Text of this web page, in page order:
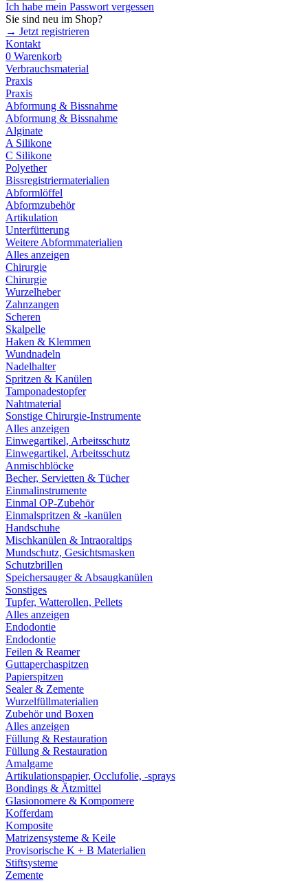
Ich habe mein Passwort vergessen
Sie sind neu im Shop?
→ Jetzt registrieren
Kontakt
0 Warenkorb
Verbrauchsmaterial
Praxis
Praxis
Abformung & Bissnahme
Abformung & Bissnahme
Alginate
A Silikone
C Silikone
Polyether
Bissregistriermaterialien
Abformlöffel
Abformzubehör
Artikulation
Unterfütterung
Weitere Abformmaterialien
Alles anzeigen
Chirurgie
Chirurgie
Wurzelheber
Zahnzangen
Scheren
Skalpelle
Haken & Klemmen
Wundnadeln
Nadelhalter
Spritzen & Kanülen
Tamponadestopfer
Nahtmaterial
Sonstige Chirurgie-Instrumente
Alles anzeigen
Einwegartikel, Arbeitsschutz
Einwegartikel, Arbeitsschutz
Anmischblöcke
Becher, Servietten & Tücher
Einmalinstrumente
Einmal OP-Zubehör
Einmalspritzen & -kanülen
Handschuhe
Mischkanülen & Intraoraltips
Mundschutz, Gesichtsmasken
Schutzbrillen
Speichersauger & Absaugkanülen
Sonstiges
Tupfer, Watterollen, Pellets
Alles anzeigen
Endodontie
Endodontie
Feilen & Reamer
Guttaperchaspitzen
Papierspitzen
Sealer & Zemente
Wurzelfüllmaterialien
Zubehör und Boxen
Alles anzeigen
Füllung & Restauration
Füllung & Restauration
Amalgame
Artikulationspapier, Occlufolie, -sprays
Bondings & Ätzmittel
Glasionomere & Kompomere
Kofferdam
Komposite
Matrizensysteme & Keile
Provisorische K + B Materialien
Stiftsysteme
Zemente